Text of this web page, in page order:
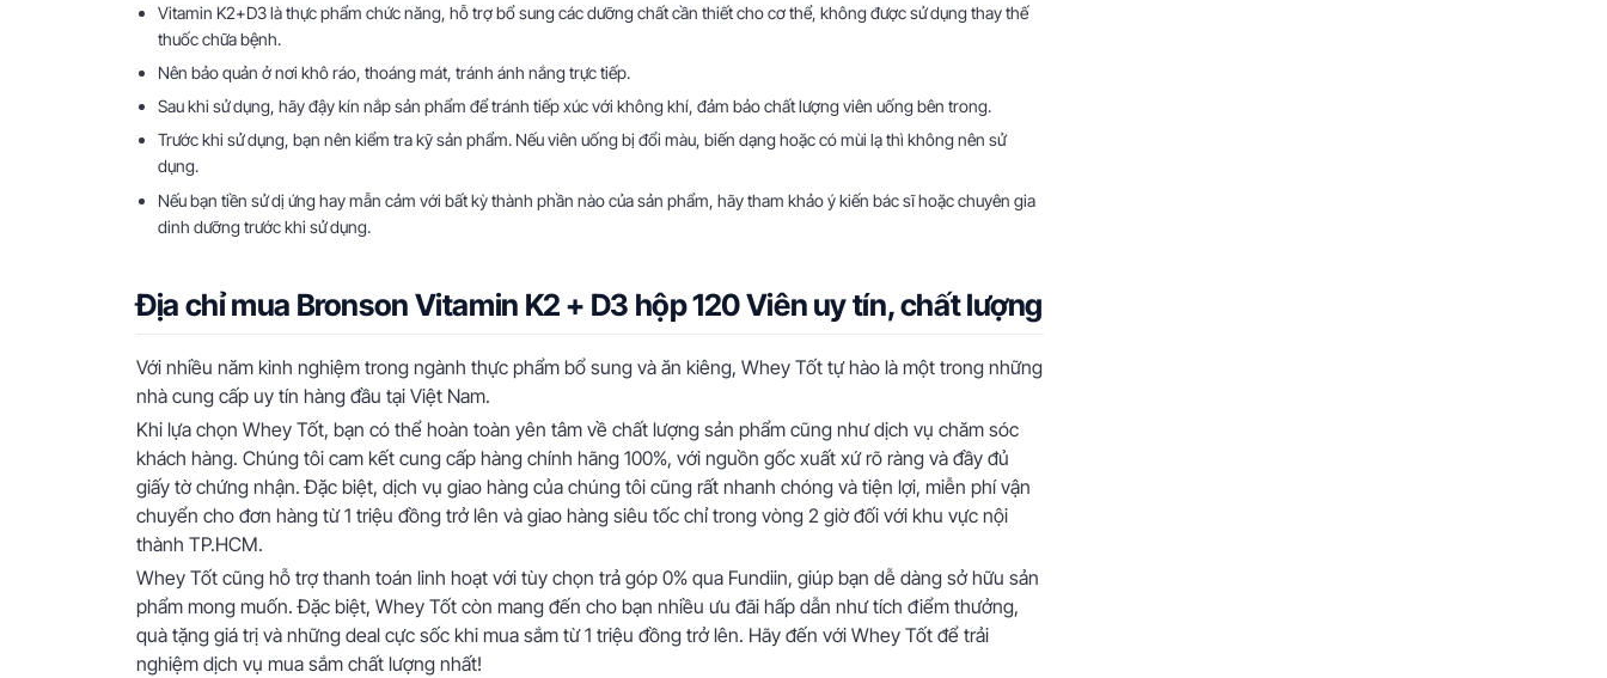
Vitamin K2+D3 là thực phẩm chức năng, hỗ trợ bổ sung các dưỡng chất cần thiết cho cơ thể, không được sử dụng thay thế
thuốc chữa bệnh.
Nên bảo quản ở nơi khô ráo, thoáng mát, tránh ánh nắng trực tiếp.
Sau khi sử dụng, hãy đậy kín nắp sản phẩm để tránh tiếp xúc với không khí, đảm bảo chất lượng viên uống bên trong.
Trước khi sử dụng, bạn nên kiểm tra kỹ sản phẩm. Nếu viên uống bị đổi màu, biến dạng hoặc có mùi lạ thì không nên sử
dụng.
Nếu bạn tiền sử dị ứng hay mẫn cảm với bất kỳ thành phần nào của sản phẩm, hãy tham khảo ý kiến bác sĩ hoặc chuyên gia
dinh dưỡng trước khi sử dụng.
Địa chỉ mua Bronson Vitamin K2 + D3 hộp 120 Viên uy tín, chất lượng
Với nhiều năm kinh nghiệm trong ngành thực phẩm bổ sung và ăn kiêng, Whey Tốt tự hào là một trong những
nhà cung cấp uy tín hàng đầu tại Việt Nam.
Khi lựa chọn Whey Tốt, bạn có thể hoàn toàn yên tâm về chất lượng sản phẩm cũng như dịch vụ chăm sóc
khách hàng. Chúng tôi cam kết cung cấp hàng chính hãng 100%, với nguồn gốc xuất xứ rõ ràng và đầy đủ
giấy tờ chứng nhận. Đặc biệt, dịch vụ giao hàng của chúng tôi cũng rất nhanh chóng và tiện lợi, miễn phí vận
chuyển cho đơn hàng từ 1 triệu đồng trở lên và giao hàng siêu tốc chỉ trong vòng 2 giờ đối với khu vực nội
thành TP.HCM.
Whey Tốt cũng hỗ trợ thanh toán linh hoạt với tùy chọn trả góp 0% qua Fundiin, giúp bạn dễ dàng sở hữu sản
phẩm mong muốn. Đặc biệt, Whey Tốt còn mang đến cho bạn nhiều ưu đãi hấp dẫn như tích điểm thưởng,
quà tặng giá trị và những deal cực sốc khi mua sắm từ 1 triệu đồng trở lên. Hãy đến với Whey Tốt để trải
nghiệm dịch vụ mua sắm chất lượng nhất!